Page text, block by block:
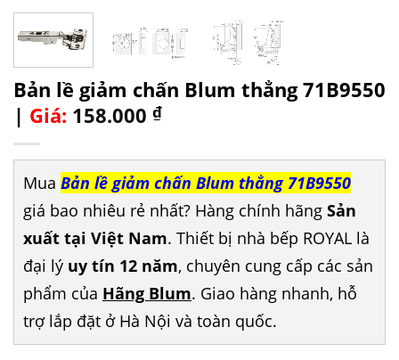
Bản lề giảm chấn Blum thẳng 71B9550
| Giá: 158.000 ₫
Mua Bản lề giảm chấn Blum thẳng 71B9550
giá bao nhiêu rẻ nhất? Hàng chính hãng Sản
xuất tại Việt Nam. Thiết bị nhà bếp ROYAL là
đại lý uy tín 12 năm, chuyên cung cấp các sản
phẩm của Hãng Blum. Giao hàng nhanh, hỗ
trợ lắp đặt ở Hà Nội và toàn quốc.